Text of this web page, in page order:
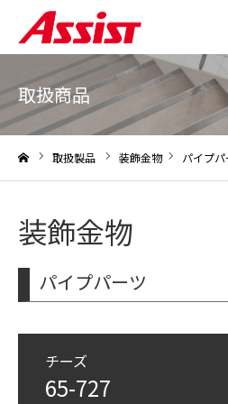
取扱商品
取扱製品 装飾金物 パイプパ
装飾金物
パイプパーツ
チーズ
65-727